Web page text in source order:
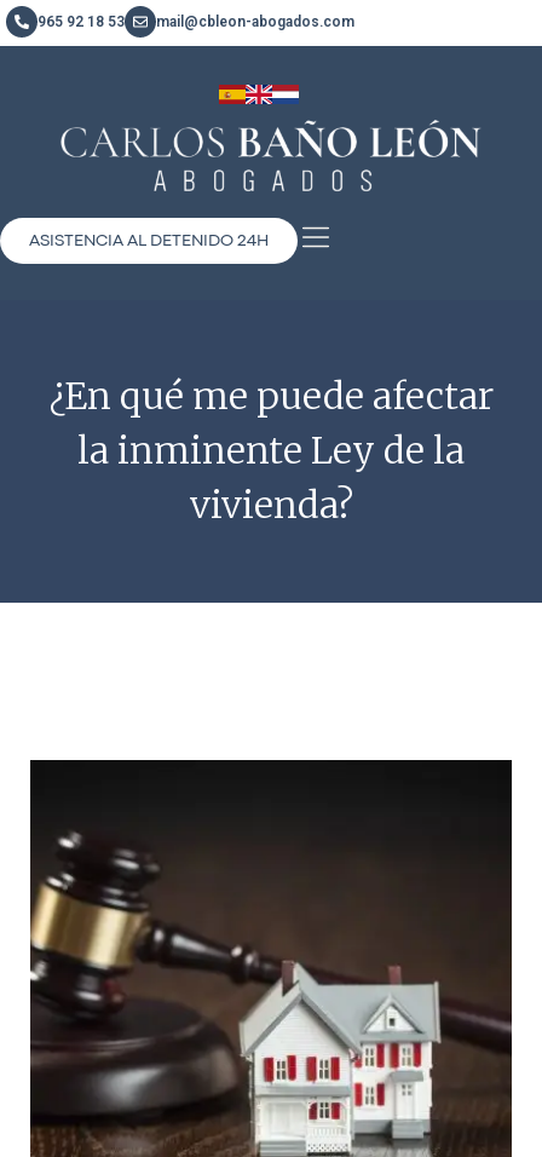
965 92 18 53 mail@cbleon-abogados.com
ASISTENCIA AL DETENIDO 24H
¿En qué me puede afectar
la inminente Ley de la
vivienda?